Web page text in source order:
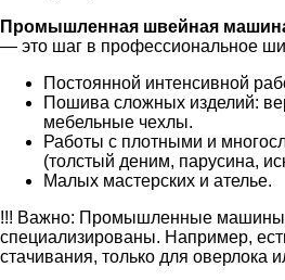
Промышленная швейная
— это шаг в профессиональное
Постоянной интенсивной
Пошива сложных изделий:
мебельные чехлы.
Работы с плотными и
(толстый деним, парусина,
Малых мастерских и ателье.
!!! Важно: Промышленные машины
специализированы. Например,
стачивания, только для оверлока